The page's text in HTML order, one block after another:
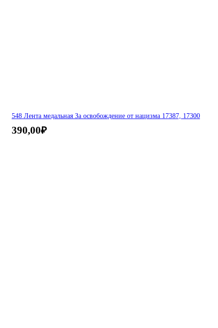
548 Лента медальная За освобождение от нацизма 17387, 17300
390,00₽